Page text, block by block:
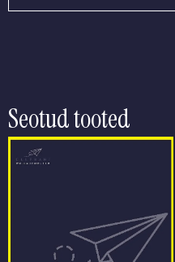
Seotud tooted